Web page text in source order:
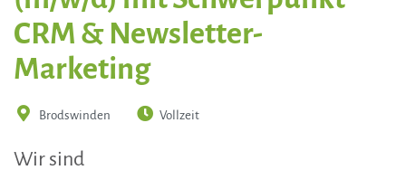
CRM & Newsletter-
Marketing
Brodswinden Vollzeit
Wir sind